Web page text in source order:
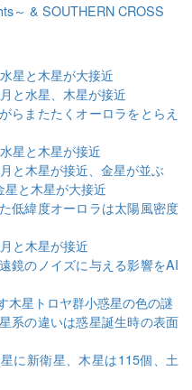
～ & SOUTHERN CROSS
星と木星が大接近
と水星、木星が接近
らまたたくオーロラをとらえ
星と木星が接近
と木星が接近、金星が並ぶ
と木星が大接近
低緯度オーロラは太陽風密度
と木星が接近
鏡のノイズに与える影響をAI
木星トロヤ群小惑星の色の謎
系の違いは惑星誕生時の表面
に新衛星、木星は115個、土